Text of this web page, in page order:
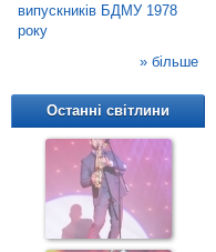
випускників БДМУ 1978
року
» більше
Останні світлини